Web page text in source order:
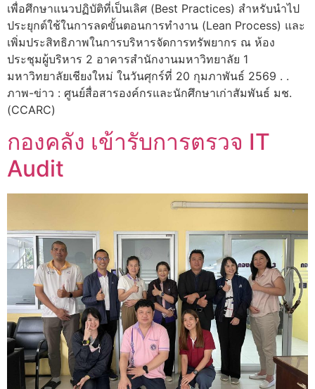
เพื่อศึกษาแนวปฏิบัติที่เป็นเลิศ (Best Practices) สำหรับนำไป
ประยุกต์ใช้ในการลดขั้นตอนการทำงาน (Lean Process) และ
เพิ่มประสิทธิภาพในการบริหารจัดการทรัพยากร ณ ห้อง
ประชุมผู้บริหาร 2 อาคารสำนักงานมหาวิทยาลัย 1
มหาวิทยาลัยเชียงใหม่ ในวันศุกร์ที่ 20 กุมภาพันธ์ 2569 . .
ภาพ-ข่าว : ศูนย์สื่อสารองค์กรและนักศึกษาเก่าสัมพันธ์ มช.
(CCARC)
กองคลัง เข้ารับการตรวจ IT
Audit